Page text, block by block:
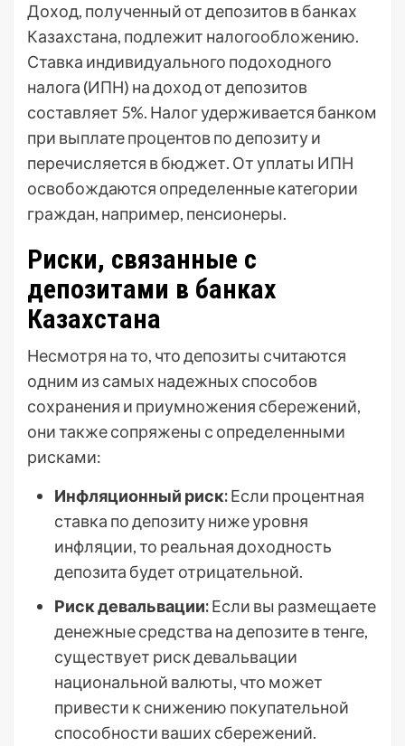
Доход, полученный от депозитов в банках
Казахстана, подлежит налогообложению.
Ставка индивидуального подоходного
налога (ИПН) на доход от депозитов
составляет 5%. Налог удерживается банком
при выплате процентов по депозиту и
перечисляется в бюджет. От уплаты ИПН
освобождаются определенные категории
граждан, например, пенсионеры.
Риски, связанные с
депозитами в банках
Казахстана
Несмотря на то, что депозиты считаются
одним из самых надежных способов
сохранения и приумножения сбережений,
они также сопряжены с определенными
рисками:
Инфляционный риск:Если процентная
ставка по депозиту ниже уровня
инфляции, то реальная доходность
депозита будет отрицательной.
Риск девальвации:Если вы размещаете
денежные средства на депозите в тенге,
существует риск девальвации
национальной валюты, что может
привести к снижению покупательной
способности ваших сбережений.